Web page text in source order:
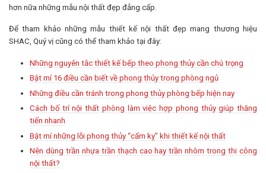
hơn nữa những mẫu nội thất đẹp đẳng cấp.
Để tham khảo những mẫu thiết kế nội thất đẹp mang thương hiệu
SHAC, Quý vị cũng có thể tham khảo tại đây:
Những nguyên tắc thiết kế bếp theo phong thủy cần chú trọng
Bật mí 16 điều cần biết về phong thủy trong phòng ngủ
Những điều cần tránh trong phong thủy phòng bếp hiện nay
Cách bố trí nội thất phòng làm việc hợp phong thủy giúp thăng
tiến nhanh
Bật mí những lỗi phong thủy “cấm kỵ” khi thiết kế nội thất
Nên dùng trần nhựa trần thạch cao hay trần nhôm trong thi công
nội thất?